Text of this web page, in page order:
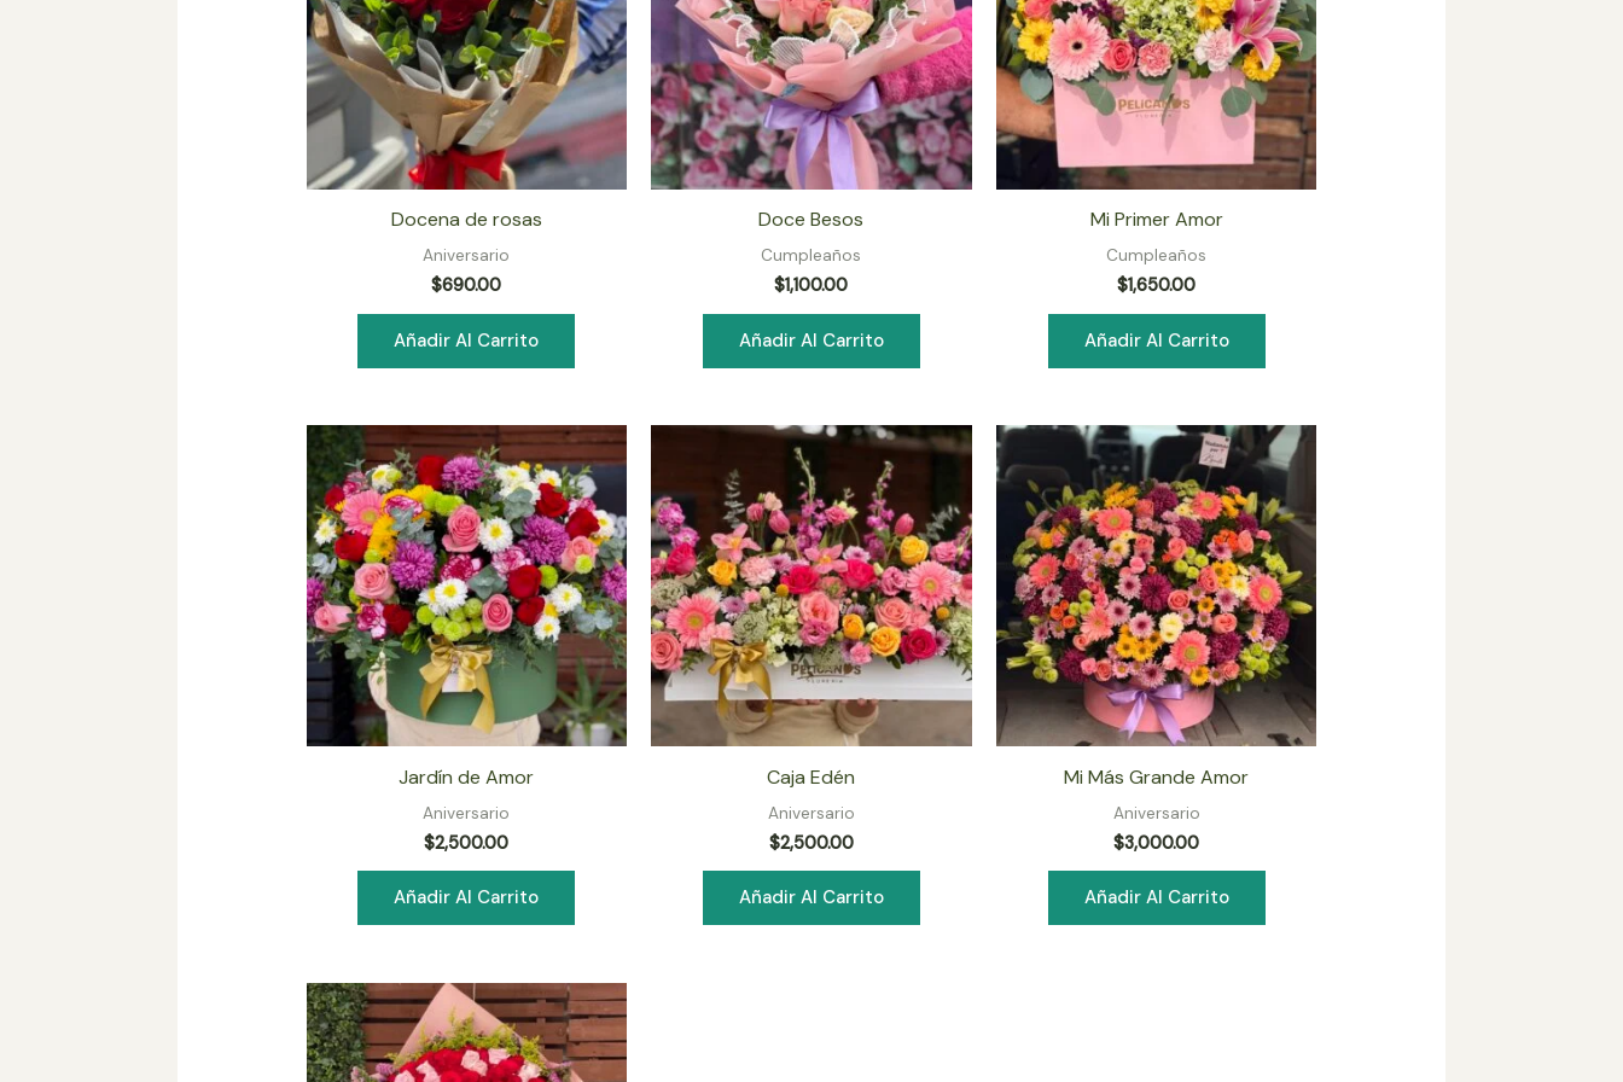
Docena de rosas
Aniversario
$690.00
Añadir Al Carrito
Doce Besos
Cumpleaños
$1,100.00
Añadir Al Carrito
Mi Primer Amor
Cumpleaños
$1,650.00
Añadir Al Carrito
Jardín de Amor
Aniversario
$2,500.00
Añadir Al Carrito
Caja Edén
Aniversario
$2,500.00
Añadir Al Carrito
Mi Más Grande Amor
Aniversario
$3,000.00
Añadir Al Carrito